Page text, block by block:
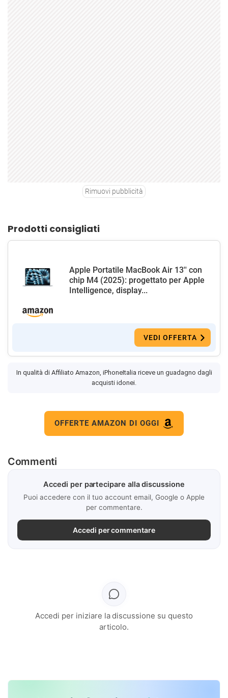
Rimuovi pubblicità
Prodotti consigliati
Apple Portatile MacBook Air 13'' con
chip M4 (2025): progettato per Apple
Intelligence, display...
VEDI OFFERTA
In qualità di Affiliato Amazon, iPhoneItalia riceve un guadagno dagli
acquisti idonei.
OFFERTE AMAZON DI OGGI
Commenti
Accedi per partecipare alla discussione
Puoi accedere con il tuo account email, Google o Apple
per commentare.
Accedi per commentare
Accedi per iniziare la discussione su questo
articolo.